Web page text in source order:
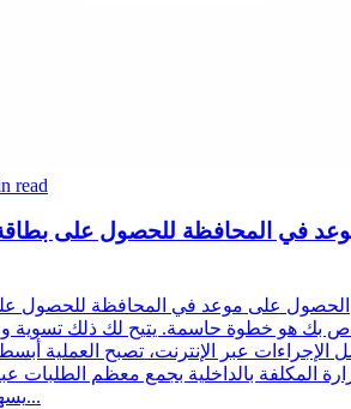
read
في المحافظة للحصول على بطاقة
الحصول على موعد في المحافظة للحصول
بك هو خطوة حاسمة. يتيح لك ذلك
الإجراءات عبر الإنترنت، تصبح العملية
المكلفة بالداخلية بجمع معظم الطلبات
يسهل ذلك الوصول إ...